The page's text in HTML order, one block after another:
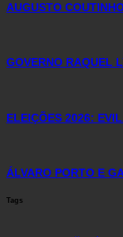
AUGUSTO
GOVERNO RAQUEL
ELEIÇÕES 2026:
ÁLVARO PORTO E
Tags